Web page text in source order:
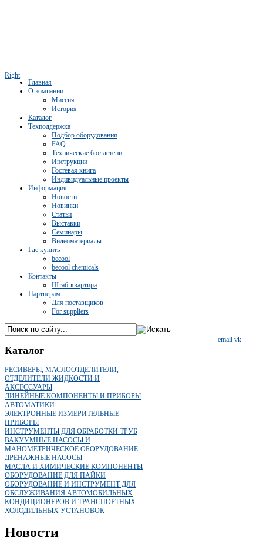
Right
Главная
О компании
Миссия
История
Каталог
Техподдержка
Подбор оборудования
FAQ
Технические бюллетени
Инструкции
Гостевая книга
Индивидуальные проекты
Информация
Новости
Новинки
Статьи
Выставки
Семинары
Видеоматериалы
Где купить
becool
becool chemicals
Контакты
Штаб-квартира
Партнерам
Для поставщиков
For suppliers
email vk
Каталог
РЕСИВЕРЫ, МАСЛООТДЕЛИТЕЛИ,
ОТДЕЛИТЕЛИ ЖИДКОСТИ И
АКСЕССУАРЫ
ЛИНЕЙНЫЕ КОМПОНЕНТЫ И ПРИБОРЫ
АВТОМАТИКИ
ЭЛЕКТРОННЫЕ ИЗМЕРИТЕЛЬНЫЕ
ПРИБОРЫ
ИНСТРУМЕНТЫ ДЛЯ ОБРАБОТКИ ТРУБ
ВАКУУМНЫЕ НАСОСЫ И
МАНОМЕТРИЧЕСКОЕ ОБОРУДОВАНИЕ.
ДРЕНАЖНЫЕ НАСОСЫ
МАСЛА И ХИМИЧЕСКИЕ КОМПОНЕНТЫ
ОБОРУДОВАНИЕ ДЛЯ ПАЙКИ
ОБОРУДОВАНИЕ И ИНСТРУМЕНТ ДЛЯ
ОБСЛУЖИВАНИЯ АВТОМОБИЛЬНЫХ
КОНДИЦИОНЕРОВ И ТРАНСПОРТНЫХ
ХОЛОДИЛЬНЫХ УСТАНОВОК
Новости